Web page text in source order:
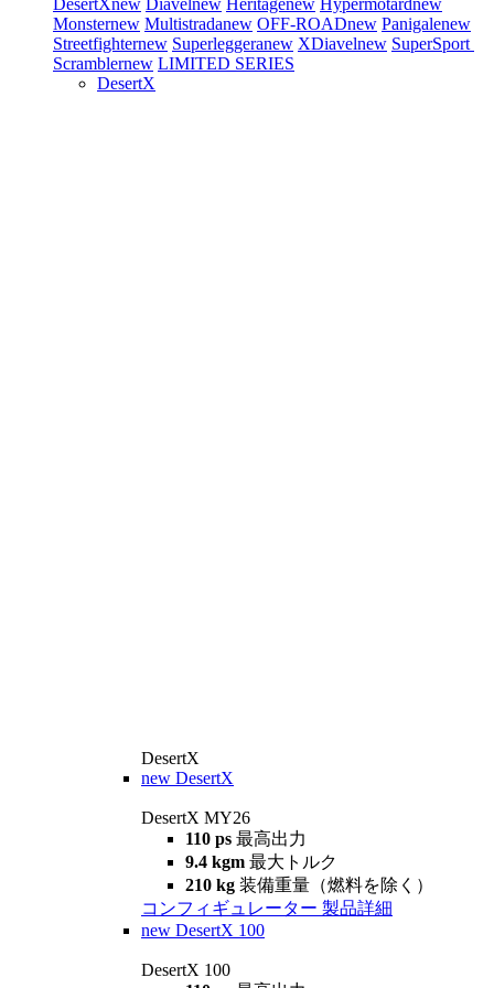
DesertXnew Diavelnew Heritagenew Hypermotardnew
Monsternew Multistradanew OFF-ROADnew Panigalenew
Streetfighternew Superleggeranew XDiavelnew SuperSport
Scramblernew LIMITED SERIES
DesertX
DesertX
new DesertX
DesertX MY26
110 ps 最高出力
9.4 kgm 最大トルク
210 kg 装備重量（燃料を除く）
コンフィギュレーター 製品詳細
new DesertX 100
DesertX 100